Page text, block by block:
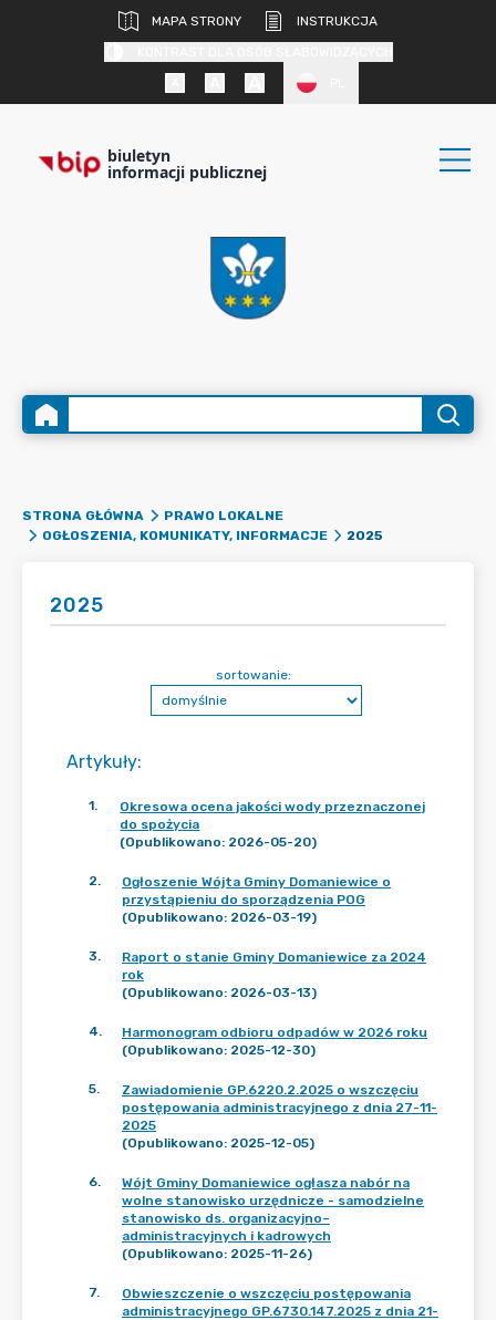
MAPA STRONY
INSTRUKCJA
biuletyn
informacji publicznej
STRONA GŁÓWNA
PRAWO LOKALNE
OGŁOSZENIA, KOMUNIKATY, INFORMACJE
2025
2025
Artykuły:
sortowanie:
1.
Okresowa ocena jakości wody przeznaczonej
do spożycia
(Opublikowano: 2026-05-20)
2.
Ogłoszenie Wójta Gminy Domaniewice o
przystąpieniu do sporządzenia POG
(Opublikowano: 2026-03-19)
3.
Raport o stanie Gminy Domaniewice za 2024
rok
(Opublikowano: 2026-03-13)
4.
Harmonogram odbioru odpadów w 2026 roku
(Opublikowano: 2025-12-30)
5.
Zawiadomienie GP.6220.2.2025 o wszczęciu
postępowania administracyjnego z dnia 27-11-
2025
(Opublikowano: 2025-12-05)
6.
Wójt Gminy Domaniewice ogłasza nabór na
wolne stanowisko urzędnicze - samodzielne
stanowisko ds. organizacyjno–
administracyjnych i kadrowych
(Opublikowano: 2025-11-26)
7.
Obwieszczenie o wszczęciu postępowania
administracyjnego GP.6730.147.2025 z dnia 21-